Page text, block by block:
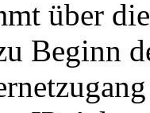
über
Beginn